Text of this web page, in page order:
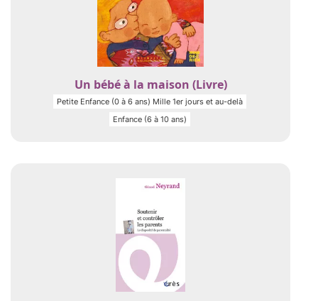
Un bébé à la maison (Livre)
Petite Enfance (0 à 6 ans) Mille 1er jours et au-delà
Enfance (6 à 10 ans)